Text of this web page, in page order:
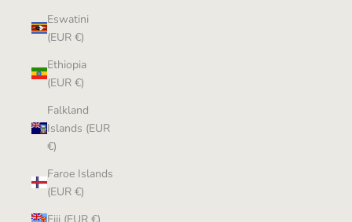
Eswatini
(EUR €)
Ethiopia
(EUR €)
Falkland
Islands (EUR
€)
Faroe Islands
(EUR €)